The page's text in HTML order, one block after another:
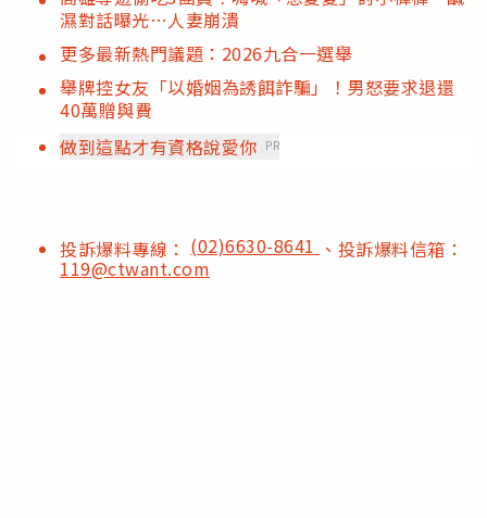
濕對話曝光…人妻崩潰
更多最新熱門議題：2026九合一選舉
舉牌控女友「以婚姻為誘餌詐騙」！男怒要求退還
40萬贈與費
做到這點才有資格說愛你 PR
投訴爆料專線： (02)6630-8641 、投訴爆料信箱：
119@ctwant.com